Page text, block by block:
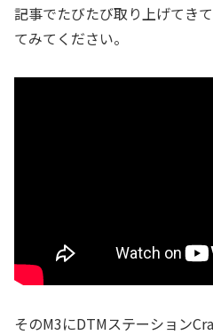
記事でたびたび取り上げてき
てみてください。
そのM3にDTMステーション